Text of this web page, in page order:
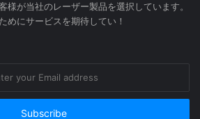
様が当社のレーザー製品を選択しています。
めにサービスを期待してい！